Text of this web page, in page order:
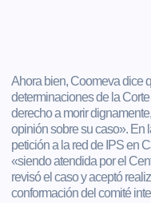
Ahora bien, Coomeva dice
determinaciones de la
derecho a morir
opinión sobre su caso». En
petición a la red de IPS en
«siendo atendida por el
revisó el caso y aceptó
conformación del comité